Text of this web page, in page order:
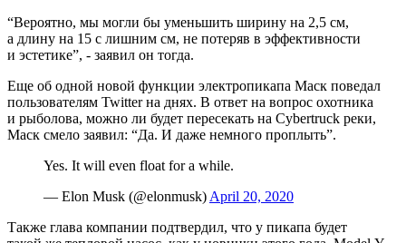
“Вероятно, мы могли бы уменьшить ширину на 2,5 см,
а длину на 15 с лишним см, не потеряв в эффективности
и эстетике”, - заявил он тогда.
Еще об одной новой функции электропикапа Маск поведал
пользователям Twitter на днях. В ответ на вопрос охотника
и рыболова, можно ли будет пересекать на Cybertruck реки,
Маск смело заявил: “Да. И даже немного проплыть”.
Yes. It will even float for a while.
— Elon Musk (@elonmusk) April 20, 2020
Также глава компании подтвердил, что у пикапа будет